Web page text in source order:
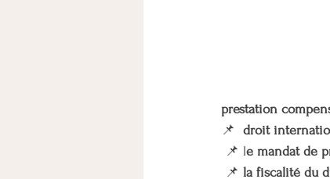
prestation
📌
droit
📌 le mandat de
📌 la fiscalité du